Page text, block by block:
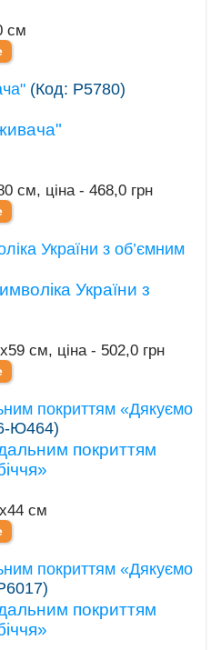
см
(Код: Р5780)
см, ціна - 468,0 грн
України з об’ємним
см, ціна - 502,0 грн
покриттям «Дякуємо
Ю464)
см
покриттям «Дякуємо
)